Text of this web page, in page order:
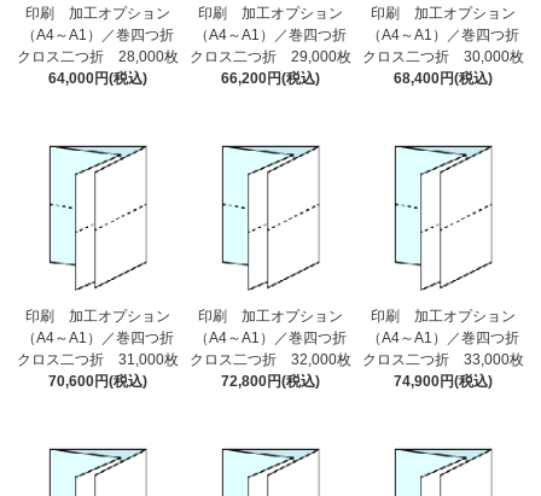
印刷 加工オプション
（A4～A1）／巻四つ折
クロス二つ折 28,000枚
64,000円(税込)
印刷 加工オプション
（A4～A1）／巻四つ折
クロス二つ折 29,000枚
66,200円(税込)
印刷 加工オプション
（A4～A1）／巻四つ折
クロス二つ折 30,000枚
68,400円(税込)
印刷 加工オプション
（A4～A1）／巻四つ折
クロス二つ折 31,000枚
70,600円(税込)
印刷 加工オプション
（A4～A1）／巻四つ折
クロス二つ折 32,000枚
72,800円(税込)
印刷 加工オプション
（A4～A1）／巻四つ折
クロス二つ折 33,000枚
74,900円(税込)